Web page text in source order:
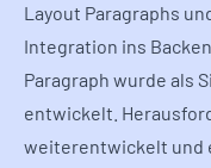
Layout Paragraphs
Integration ins
Paragraph wurde als
entwickelt.
weiterentwickelt und